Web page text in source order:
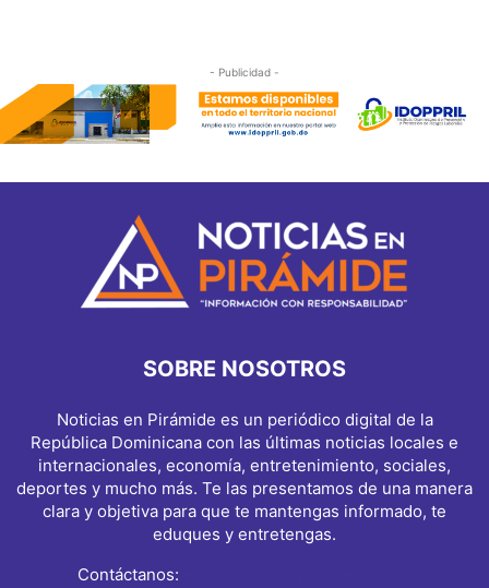
- Publicidad -
SOBRE NOSOTROS
Noticias en Pirámide es un periódico digital de la
República Dominicana con las últimas noticias locales e
internacionales, economía, entretenimiento, sociales,
deportes y mucho más. Te las presentamos de una manera
clara y objetiva para que te mantengas informado, te
eduques y entretengas.
Contáctanos: